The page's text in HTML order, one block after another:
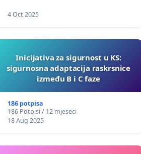
4 Oct 2025
Inicijativa za sigurnost u KS:
sigurnosna adaptacija raskrsnice
između B i C faze
186 potpisa
186 Potpisi / 12 mjeseci
18 Aug 2025